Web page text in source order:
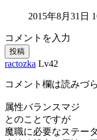
2015年8月31日
コメントを入力
投稿
ractozka Lv42
コメント欄は読みづ
属性バランスマジ
とのことですが
魔職に必要なステー